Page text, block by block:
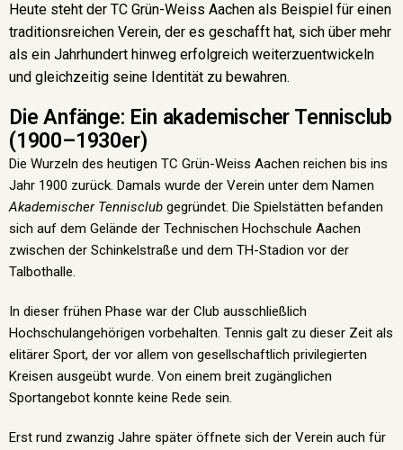
Heute steht der TC Grün-Weiss Aachen als Beispiel für einen
traditionsreichen Verein, der es geschafft hat, sich über mehr
als ein Jahrhundert hinweg erfolgreich weiterzuentwickeln
und gleichzeitig seine Identität zu bewahren.
Die Anfänge: Ein akademischer Tennisclub
(1900–1930er)
Die Wurzeln des heutigen TC Grün-Weiss Aachen reichen bis ins
Jahr 1900 zurück. Damals wurde der Verein unter dem Namen
Akademischer Tennisclub gegründet. Die Spielstätten befanden
sich auf dem Gelände der Technischen Hochschule Aachen
zwischen der Schinkelstraße und dem TH-Stadion vor der
Talbothalle.
In dieser frühen Phase war der Club ausschließlich
Hochschulangehörigen vorbehalten. Tennis galt zu dieser Zeit als
elitärer Sport, der vor allem von gesellschaftlich privilegierten
Kreisen ausgeübt wurde. Von einem breit zugänglichen
Sportangebot konnte keine Rede sein.
Erst rund zwanzig Jahre später öffnete sich der Verein auch für